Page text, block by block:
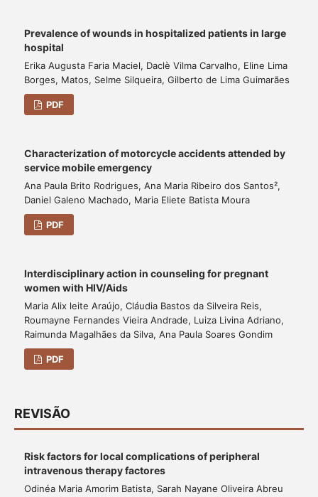
Prevalence of wounds in hospitalized patients in large
hospital
Erika Augusta Faria Maciel, Daclè Vilma Carvalho, Eline Lima
Borges, Matos, Selme Silqueira, Gilberto de Lima Guimarães
PDF
Characterization of motorcycle accidents attended by
service mobile emergency
Ana Paula Brito Rodrigues, Ana Maria Ribeiro dos Santos²,
Daniel Galeno Machado, Maria Eliete Batista Moura
PDF
Interdisciplinary action in counseling for pregnant
women with HIV/Aids
Maria Alix leite Araújo, Cláudia Bastos da Silveira Reis,
Roumayne Fernandes Vieira Andrade, Luiza Livina Adriano,
Raimunda Magalhães da Silva, Ana Paula Soares Gondim
PDF
REVISÃO
Risk factors for local complications of peripheral
intravenous therapy factores
Odinéa Maria Amorim Batista, Sarah Nayane Oliveira Abreu